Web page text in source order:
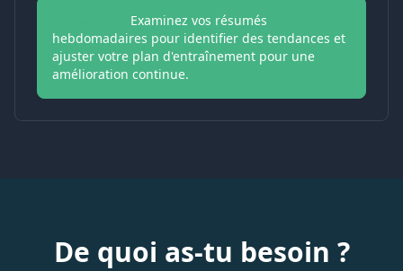
Examinez vos résumés
hebdomadaires pour identifier des tendances et
ajuster votre plan d'entraînement pour une
amélioration continue.
De quoi as-tu besoin ?